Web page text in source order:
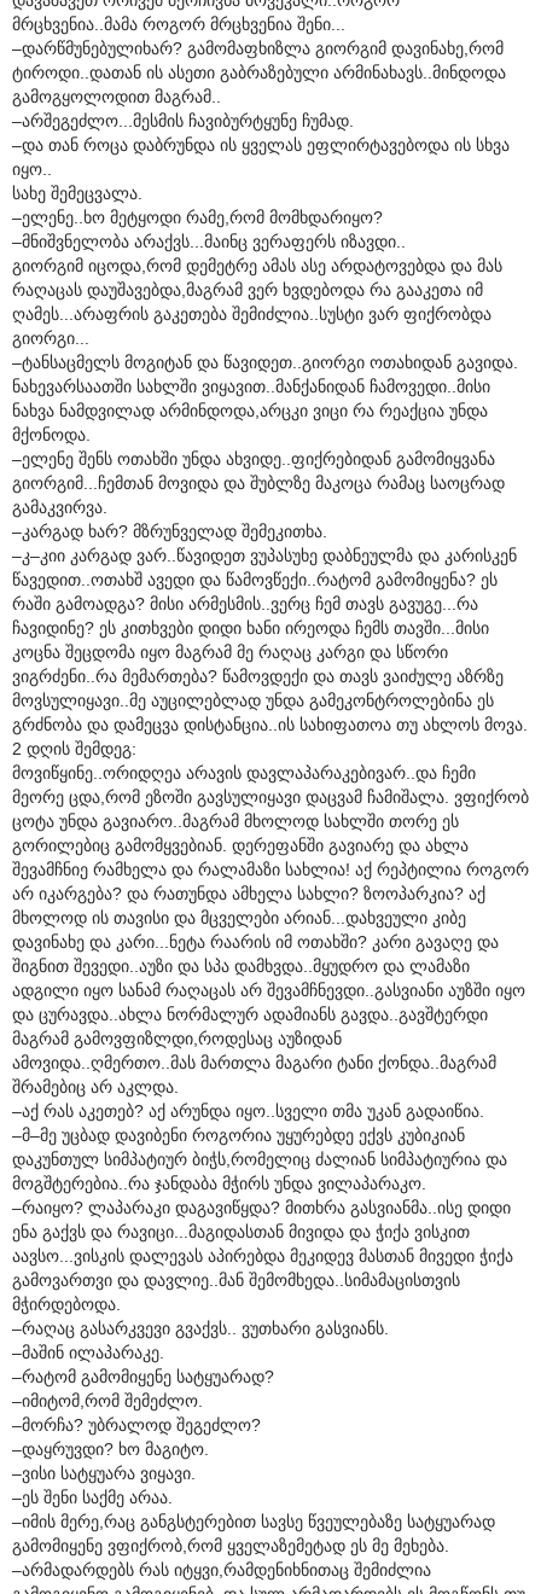
მრცხვენია..მამა როგორ მრცხვენია შენი...
–დარწმუნებულიხარ? გამომაფხიზლა გიორგიმ დავინახე,რომ
ტიროდი..დათან ის ასეთი გაბრაზებული არმინახავს..მინდოდა
გამოგყოლოდით მაგრამ..
–არშეგეძლო...მესმის ჩავიბურტყუნე ჩუმად.
–და თან როცა დაბრუნდა ის ყველას ეფლირტავებოდა ის სხვა
იყო..
სახე შემეცვალა.
–ელენე..ხო მეტყოდი რამე,რომ მომხდარიყო?
–მნიშვნელობა არაქვს...მაინც ვერაფერს იზავდი..
გიორგიმ იცოდა,რომ დემეტრე ამას ასე არდატოვებდა და მას
რაღაცას დაუშავებდა,მაგრამ ვერ ხვდებოდა რა გააკეთა იმ
ღამეს...არაფრის გაკეთება შემიძლია..სუსტი ვარ ფიქრობდა
გიორგი...
–ტანსაცმელს მოგიტან და წავიდეთ..გიორგი ოთახიდან გავიდა.
ნახევარსაათში სახლში ვიყავით..მანქანიდან ჩამოვედი..მისი
ნახვა ნამდვილად არმინდოდა,არცკი ვიცი რა რეაქცია უნდა
მქონოდა.
–ელენე შენს ოთახში უნდა ახვიდე..ფიქრებიდან გამომიყვანა
გიორგიმ...ჩემთან მოვიდა და შუბლზე მაკოცა რამაც საოცრად
გამაკვირვა.
–კარგად ხარ? მზრუნველად შემეკითხა.
–კ–კიი კარგად ვარ..წავიდეთ ვუპასუხე დაბნეულმა და კარისკენ
წავედით..ოთახშ ავედი და წამოვწექი..რატომ გამომიყენა? ეს
რაში გამოადგა? მისი არმესმის..ვერც ჩემ თავს გავუგე...რა
ჩავიდინე? ეს კითხვები დიდი ხანი ირეოდა ჩემს თავში...მისი
კოცნა შეცდომა იყო მაგრამ მე რაღაც კარგი და სწორი
ვიგრძენი..რა მემართება? წამოვდექი და თავს ვაიძულე აზრზე
მოვსულიყავი..მე აუცილებლად უნდა გამეკონტროლებინა ეს
გრძნობა და დამეცვა დისტანცია..ის სახიფათოა თუ ახლოს მოვა.
2 დღის შემდეგ:
მოვიწყინე..ორიდღეა არავის დავლაპარაკებივარ..და ჩემი
მეორე ცდა,რომ ეზოში გავსულიყავი დაცვამ ჩამიშალა. ვფიქრობ
ცოტა უნდა გავიარო..მაგრამ მხოლოდ სახლში თორე ეს
გორილებიც გამომყვებიან. დერეფანში გავიარე და ახლა
შევამჩნიე რამხელა და რალამაზი სახლია! აქ რეპტილია როგორ
არ იკარგება? და რათუნდა ამხელა სახლი? ზოოპარკია? აქ
მხოლოდ ის თავისი და მცველები არიან...დახვეული კიბე
დავინახე და კარი...ნეტა რაარის იმ ოთახში? კარი გავაღე და
შიგნით შევედი..აუზი და სპა დამხვდა..მყუდრო და ლამაზი
ადგილი იყო სანამ რაღაცას არ შევამჩნევდი..გასვიანი აუზში იყო
და ცურავდა..ახლა ნორმალურ ადამიანს გავდა..გავშტერდი
მაგრამ გამოვფიზლდი,როდესაც აუზიდან
ამოვიდა..ღმერთო..მას მართლა მაგარი ტანი ქონდა..მაგრამ
შრამებიც არ აკლდა.
–აქ რას აკეთებ? აქ არუნდა იყო..სველი თმა უკან გადაიწია.
–მ–მე უცბად დავიბენი როგორია უყურებდე ექვს კუბიკიან
დაკუნთულ სიმპატიურ ბიჭს,რომელიც ძალიან სიმპატიურია და
მოგშტერებია..რა ჯანდაბა მჭირს უნდა ვილაპარაკო.
–რაიყო? ლაპარაკი დაგავიწყდა? მითხრა გასვიანმა..ისე დიდი
ენა გაქვს და რავიცი...მაგიდასთან მივიდა და ჭიქა ვისკით
აავსო...ვისკის დალევას აპირებდა მეკიდევ მასთან მივედი ჭიქა
გამოვართვი და დავლიე..მან შემომხედა..სიმამაცისთვის
მჭირდებოდა.
–რაღაც გასარკვევი გვაქვს.. ვუთხარი გასვიანს.
–მაშინ ილაპარაკე.
–რატომ გამომიყენე სატყუარად?
–იმიტომ,რომ შემეძლო.
–მორჩა? უბრალოდ შეგეძლო?
–დაყრუვდი? ხო მაგიტო.
–ვისი სატყუარა ვიყავი.
–ეს შენი საქმე არაა.
–იმის მერე,რაც განგსტერებით სავსე წვეულებაზე სატყუარად
გამომიყენე ვფიქრობ,რომ ყველაზემეტად ეს მე მეხება.
–არმადარდებს რას იტყვი,რამდენიხნითაც შემიძლია